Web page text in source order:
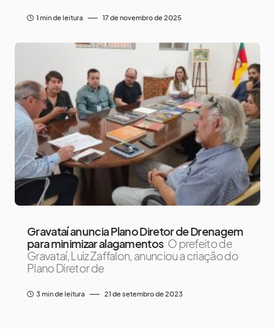
1 min de leitura 17 de novembro de 2025
Gravataí anuncia Plano Diretor de Drenagem
para minimizar alagamentos O prefeito de
Gravataí, Luiz Zaffalon, anunciou a criação do
Plano Diretor de
3 min de leitura 21 de setembro de 2023